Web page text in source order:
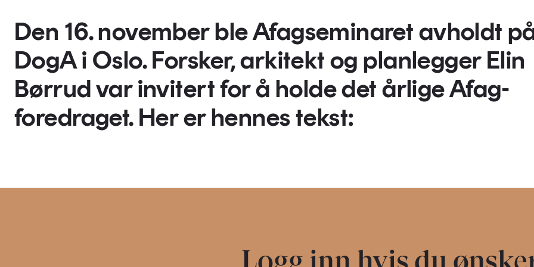
Den 16. november ble Afagseminaret avholdt
DogA i Oslo. Forsker, arkitekt og planlegger Elin
Børrud var invitert for å holde det årlige Afag-
foredraget. Her er hennes tekst: